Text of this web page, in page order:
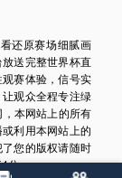
还原赛场细腻画
送完整世界杯直
赛体验，信号实
观众全程专注绿
本网站上的所有
利用本网站上的
您的版权请随时
分